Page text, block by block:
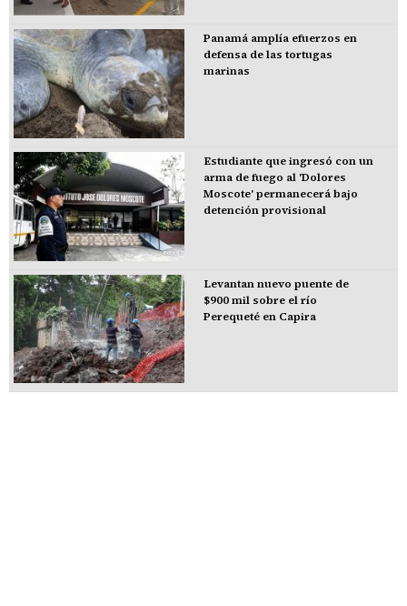
Panamá amplía efuerzos en
defensa de las tortugas
marinas
Estudiante que ingresó con un
arma de fuego al 'Dolores
Moscote' permanecerá bajo
detención provisional
Levantan nuevo puente de
$900 mil sobre el río
Perequeté en Capira